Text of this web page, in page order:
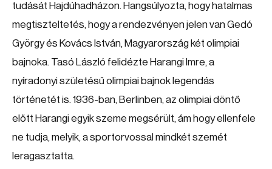
tudását Hajdúhadházon. Hangsúlyozta, hogy hatalmas
megtiszteltetés, hogy a rendezvényen jelen van Gedó
György és Kovács István, Magyarország két olimpiai
bajnoka. Tasó László felidézte Harangi Imre, a
nyíradonyi születésű olimpiai bajnok legendás
történetét is. 1936-ban, Berlinben, az olimpiai döntő
előtt Harangi egyik szeme megsérült, ám hogy ellenfele
ne tudja, melyik, a sportorvossal mindkét szemét
leragasztatta.